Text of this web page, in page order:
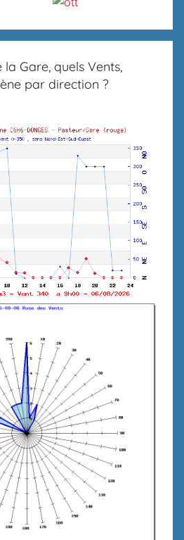
Gare, quels Vents,
par direction ?